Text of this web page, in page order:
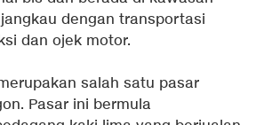
dengan transportasi
dan ojek motor.
salah satu pasar
Pasar ini bermula